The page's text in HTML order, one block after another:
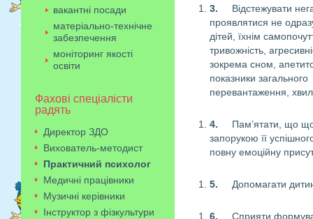
3. Відстежувати
проявлятися не
дітей, їхнім
тривожність,
зокрема сном,
показники
перевантаження,
4. Пам’ятати, що
запорукою її
повну емоційну
5. Допомагати
6. Сприяти
вакантні посади
матеріально-технічне
забезпечення
моніторинг якості
освіти
Фахові спеціалісти
радять
Директор ЗДО
Вихователь-методист
Практичний психолог
Медичні працівники
Музичні керівники
Інструктор з фізкультури